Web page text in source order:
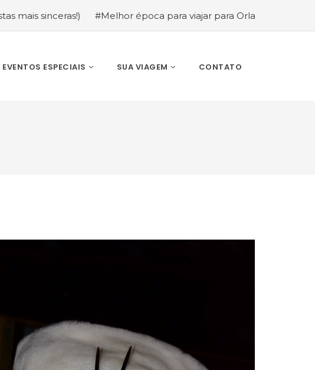
#Melhor época para viajar para Orlando: mês a mês (guia
EVENTOS ESPECIAIS SUA VIAGEM CONTATO